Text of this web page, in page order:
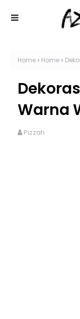
Home Home
Warna
Pizzah